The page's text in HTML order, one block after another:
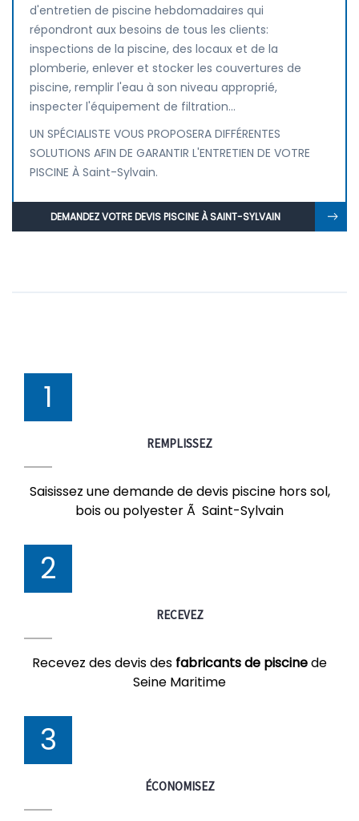
d'entretien de piscine hebdomadaires qui
répondront aux besoins de tous les clients:
inspections de la piscine, des locaux et de la
plomberie, enlever et stocker les couvertures de
piscine, remplir l'eau à son niveau approprié,
inspecter l'équipement de filtration...
UN SPÉCIALISTE VOUS PROPOSERA DIFFÉRENTES
SOLUTIONS AFIN DE GARANTIR L'ENTRETIEN DE VOTRE
PISCINE À Saint-Sylvain.
DEMANDEZ VOTRE DEVIS PISCINE À SAINT-SYLVAIN
1
REMPLISSEZ
Saisissez une demande de devis piscine hors sol,
bois ou polyester Ã Saint-Sylvain
2
RECEVEZ
Recevez des devis des fabricants de piscinede
Seine Maritime
3
ÉCONOMISEZ